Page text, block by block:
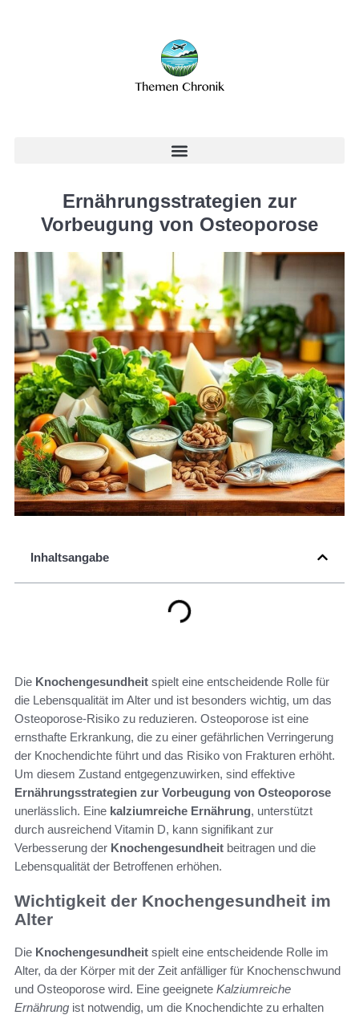
Ernährungsstrategien zur
Vorbeugung von Osteoporose
Inhaltsangabe
Die Knochengesundheit spielt eine entscheidende Rolle für
die Lebensqualität im Alter und ist besonders wichtig, um das
Osteoporose-Risiko zu reduzieren. Osteoporose ist eine
ernsthafte Erkrankung, die zu einer gefährlichen Verringerung
der Knochendichte führt und das Risiko von Frakturen erhöht.
Um diesem Zustand entgegenzuwirken, sind effektive
Ernährungsstrategien zur Vorbeugung von Osteoporose
unerlässlich. Eine kalziumreiche Ernährung, unterstützt
durch ausreichend Vitamin D, kann signifikant zur
Verbesserung der Knochengesundheit beitragen und die
Lebensqualität der Betroffenen erhöhen.
Wichtigkeit der Knochengesundheit im
Alter
Die Knochengesundheit spielt eine entscheidende Rolle im
Alter, da der Körper mit der Zeit anfälliger für Knochenschwund
und Osteoporose wird. Eine geeignete Kalziumreiche
Ernährung ist notwendig, um die Knochendichte zu erhalten